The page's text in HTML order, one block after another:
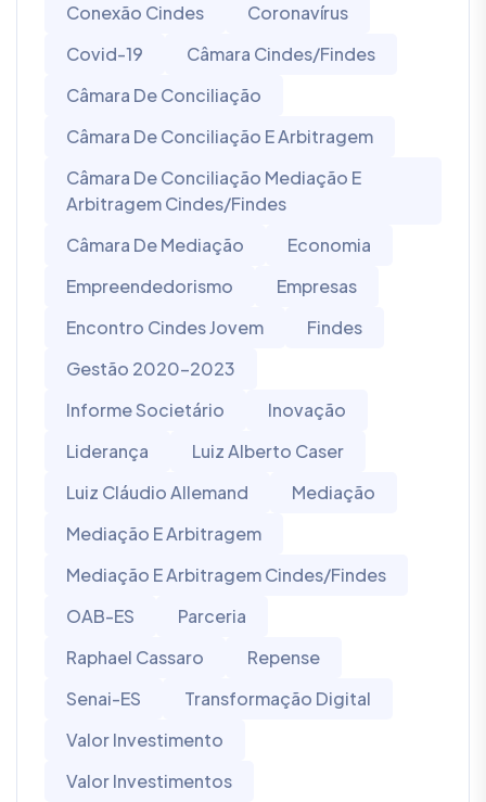
Conexão Cindes
Coronavírus
Covid-19
Câmara Cindes/Findes
Câmara De Conciliação
Câmara De Conciliação E Arbitragem
Câmara De Conciliação Mediação E
Arbitragem Cindes/Findes
Câmara De Mediação
Economia
Empreendedorismo
Empresas
Encontro Cindes Jovem
Findes
Gestão 2020-2023
Informe Societário
Inovação
Liderança
Luiz Alberto Caser
Luiz Cláudio Allemand
Mediação
Mediação E Arbitragem
Mediação E Arbitragem Cindes/Findes
OAB-ES
Parceria
Raphael Cassaro
Repense
Senai-ES
Transformação Digital
Valor Investimento
Valor Investimentos